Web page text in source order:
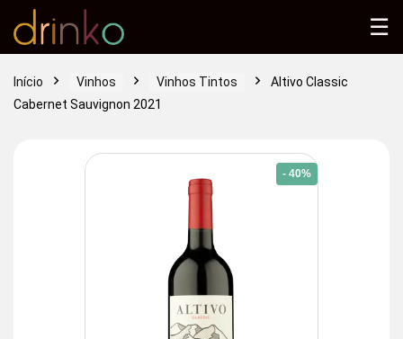
Início Vinhos Vinhos Tintos
Altivo Classic
Cabernet Sauvignon 2021
- 40%
☰